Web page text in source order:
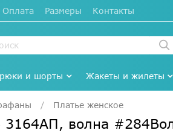
Оплата Размеры Контакты
и шорты Жакеты и жилеты
Платье женское
3164АП, волна